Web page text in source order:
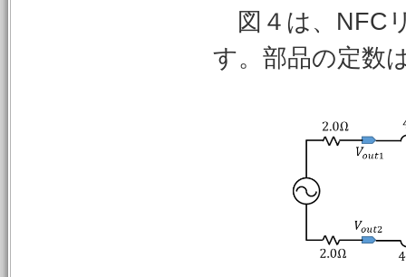
図４は、NFC
す。部品の定数